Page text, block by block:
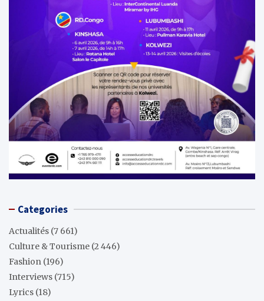
Categories
Actualités (7 661)
Culture & Tourisme (2 446)
Fashion (196)
Interviews (715)
Lyrics (18)